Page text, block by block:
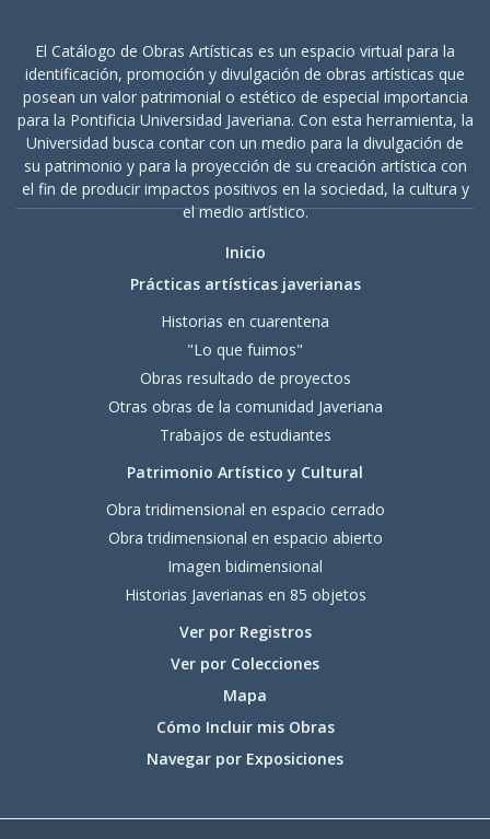
El Catálogo de Obras Artísticas es un espacio virtual para la
identificación, promoción y divulgación de obras artísticas que
posean un valor patrimonial o estético de especial importancia
para la Pontificia Universidad Javeriana. Con esta herramienta, la
Universidad busca contar con un medio para la divulgación de
su patrimonio y para la proyección de su creación artística con
el fin de producir impactos positivos en la sociedad, la cultura y
el medio artístico.
Inicio
Prácticas artísticas javerianas
Historias en cuarentena
"Lo que fuimos"
Obras resultado de proyectos
Otras obras de la comunidad Javeriana
Trabajos de estudiantes
Patrimonio Artístico y Cultural
Obra tridimensional en espacio cerrado
Obra tridimensional en espacio abierto
Imagen bidimensional
Historias Javerianas en 85 objetos
Ver por Registros
Ver por Colecciones
Mapa
Cómo Incluir mis Obras
Navegar por Exposiciones